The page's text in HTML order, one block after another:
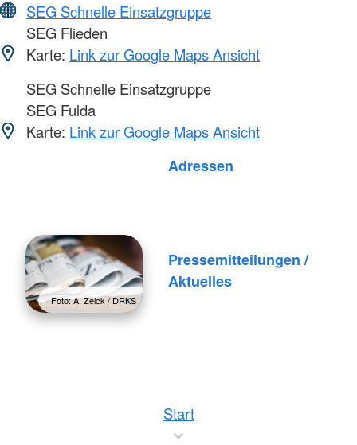
SEG Schnelle Einsatzgruppe
SEG Flieden
Karte: Link zur Google Maps Ansicht
SEG Schnelle Einsatzgruppe
SEG Fulda
Karte: Link zur Google Maps Ansicht
Adressen
Foto: A. Zelck / DRKS
Pressemitteilungen /
Aktuelles
Start